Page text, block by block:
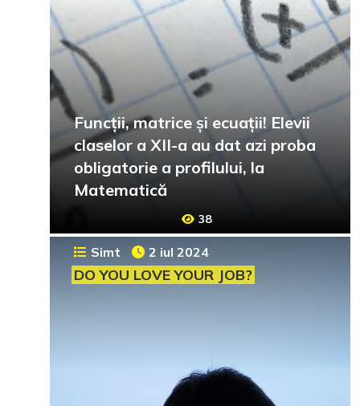
Funcții, matrice și ecuații! Elevii
claselor a XII-a au dat azi proba
obligatorie a profilului, la
Matematică
38
Simt 2 iul 2024
DO YOU LOVE YOUR JOB?